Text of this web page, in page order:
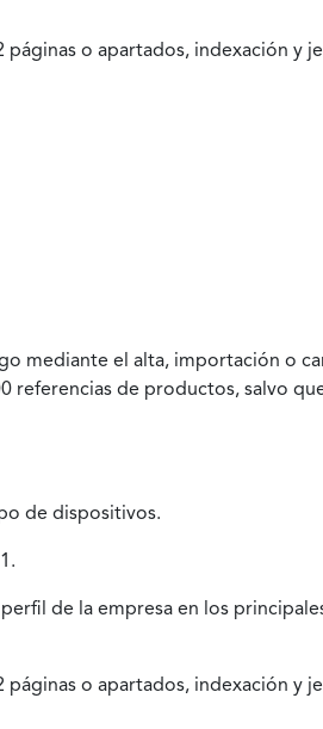
páginas o apartados, indexación y
mediante el alta, importación o
referencias de productos, salvo
de dispositivos.
de la empresa en los
páginas o apartados, indexación y